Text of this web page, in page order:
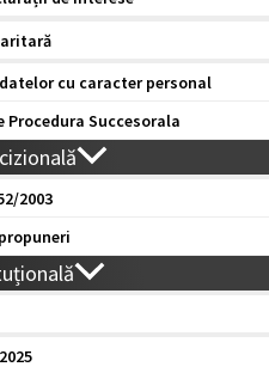
cu caracter personal
Procedura Succesorala
2003